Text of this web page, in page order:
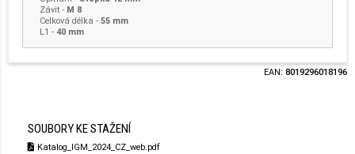
Závit- M 8
Celková délka - 55 mm
L1 - 40 mm
EAN: 8019296018196
SOUBORY KE STAŽENÍ
Katalog_IGM_2024_CZ_web.pdf